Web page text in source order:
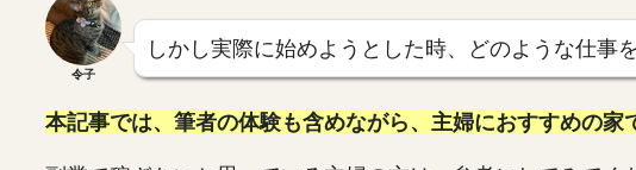
令子
しかし実際に始めようとした時、どのような仕事
本記事では、筆者の体験も含めながら、主婦におすすめの家